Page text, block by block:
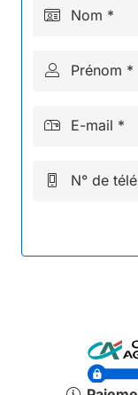
Nom *
Prénom *
E-mail *
N° de